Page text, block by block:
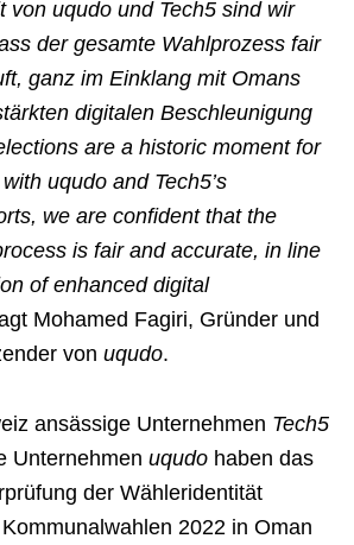
von uqudo und Tech5 sind wir
der gesamte Wahlprozess fair
ganz im Einklang mit Omans
digitalen Beschleunigung
are a historic moment for
uqudo and Tech5’s
we are confident that the
is fair and accurate, in line
of enhanced digital
Mohamed Fagiri, Gründer und
von uqudo.
ansässige Unternehmen Tech5
Unternehmen uqudo haben das
der Wähleridentität
2022 in Oman